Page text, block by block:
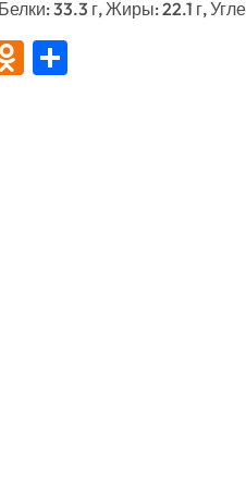
33.3 г, Жиры: 22.1 г,
Odnoklassniki